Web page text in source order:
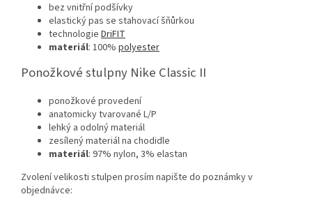
bez vnitřní podšívky
elastický pas se stahovací šňůrkou
technologie DriFIT
materiál: 100% polyester
Ponožkové stulpny Nike Classic II
ponožkové provedení
anatomicky tvarované L/P
lehký a odolný materiál
zesílený materiál na chodidle
materiál: 97% nylon, 3% elastan
Zvolení velikosti stulpen prosím napište do poznámky v
objednávce: